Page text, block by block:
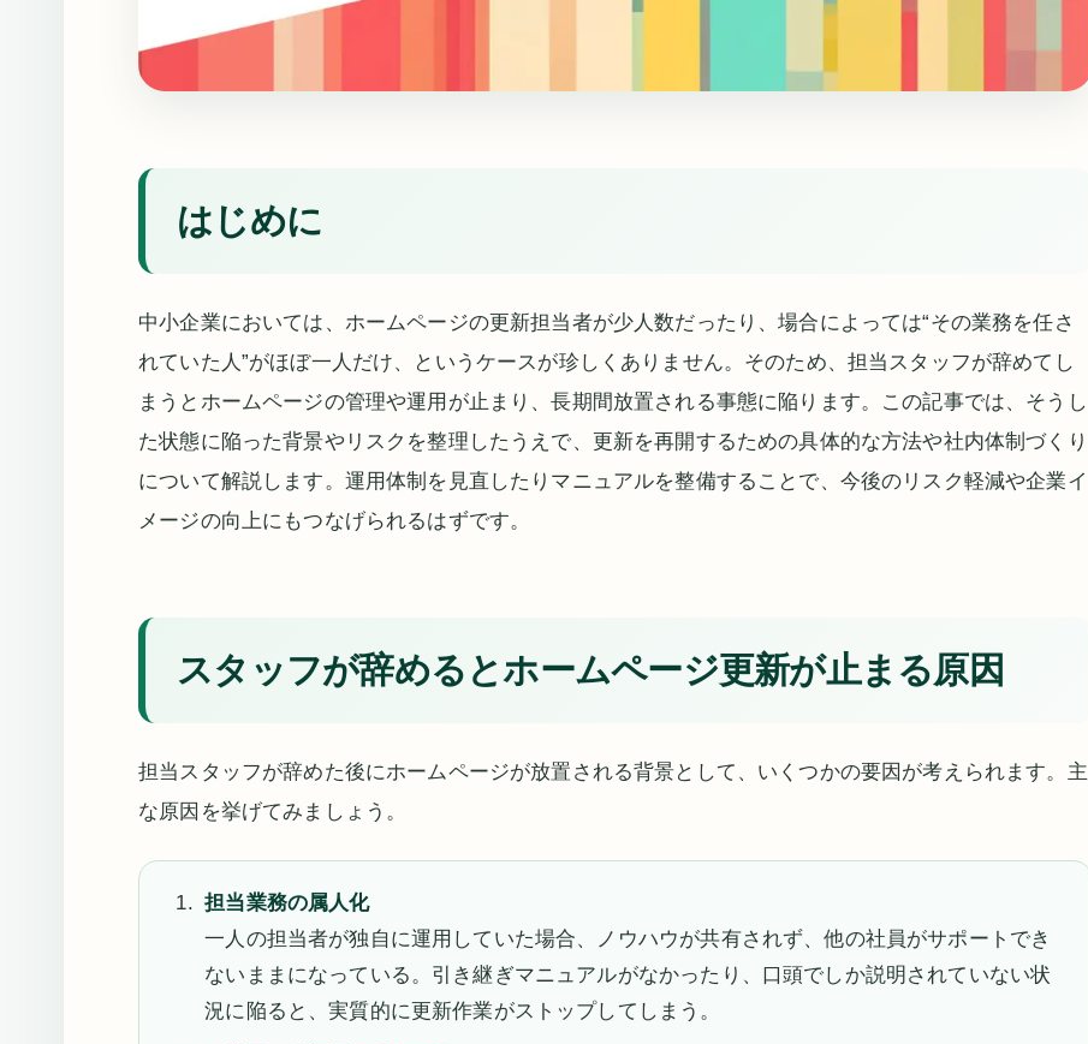
はじめに
中小企業においては、ホームページの更新担当者が少人数だったり、場合によっては“その業務を任さ
れていた人”がほぼ一人だけ、というケースが珍しくありません。そのため、担当スタッフが辞めてし
まうとホームページの管理や運用が止まり、長期間放置される事態に陥ります。この記事では、そうし
た状態に陥った背景やリスクを整理したうえで、更新を再開するための具体的な方法や社内体制づくり
について解説します。運用体制を見直したりマニュアルを整備することで、今後のリスク軽減や企業イ
メージの向上にもつなげられるはずです。
スタッフが辞めるとホームページ更新が止まる原因
担当スタッフが辞めた後にホームページが放置される背景として、いくつかの要因が考えられます。主
な原因を挙げてみましょう。
担当業務の属人化
一人の担当者が独自に運用していた場合、ノウハウが共有されず、他の社員がサポートでき
ないままになっている。引き継ぎマニュアルがなかったり、口頭でしか説明されていない状
況に陥ると、実質的に更新作業がストップしてしまう。